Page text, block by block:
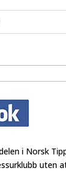
i Norsk
uten